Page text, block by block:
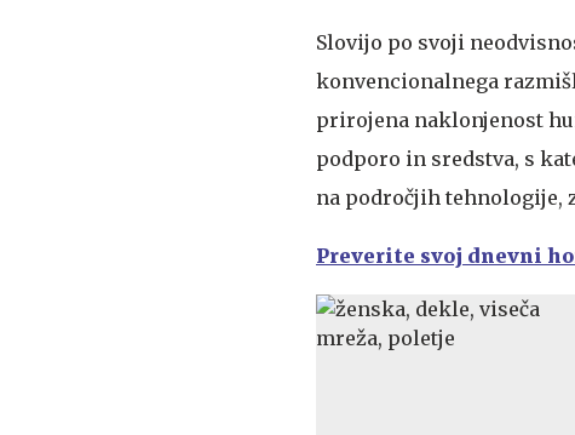
Slovijo po svoji
konvencionalnega
prirojena naklonjenost
podporo in sredstva, s
na področjih tehnologije,
Preverite svoj dnevni